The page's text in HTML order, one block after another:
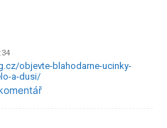
objevte-blahodarne-ucinky-
a-dusi/